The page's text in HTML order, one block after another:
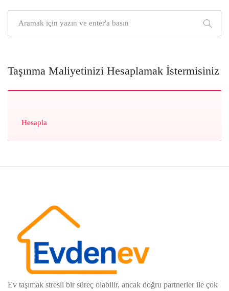
Taşınma Maliyetinizi Hesaplamak İstermisiniz
Hesapla
Ev taşımak stresli bir süreç olabilir, ancak doğru partnerler ile çok